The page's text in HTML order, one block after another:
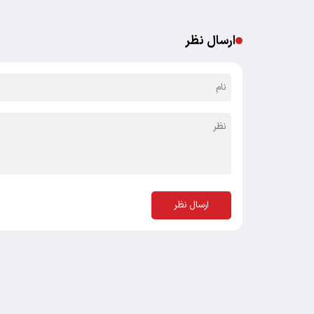
ارسال نظر
ارسال نظر